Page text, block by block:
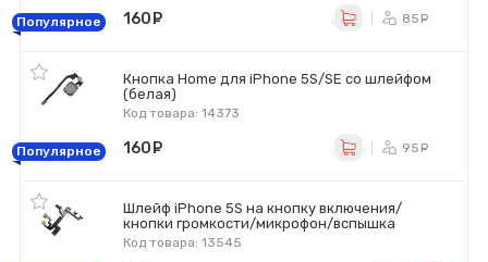
Популярное 160 85
Кнопка Home для iPhone 5S/SE со шлейфом
(белая)
Код товара: 14373
Популярное 160 95
Шлейф iPhone 5S на кнопку включения/
кнопки громкости/микрофон/вспышка
Код товара: 13545